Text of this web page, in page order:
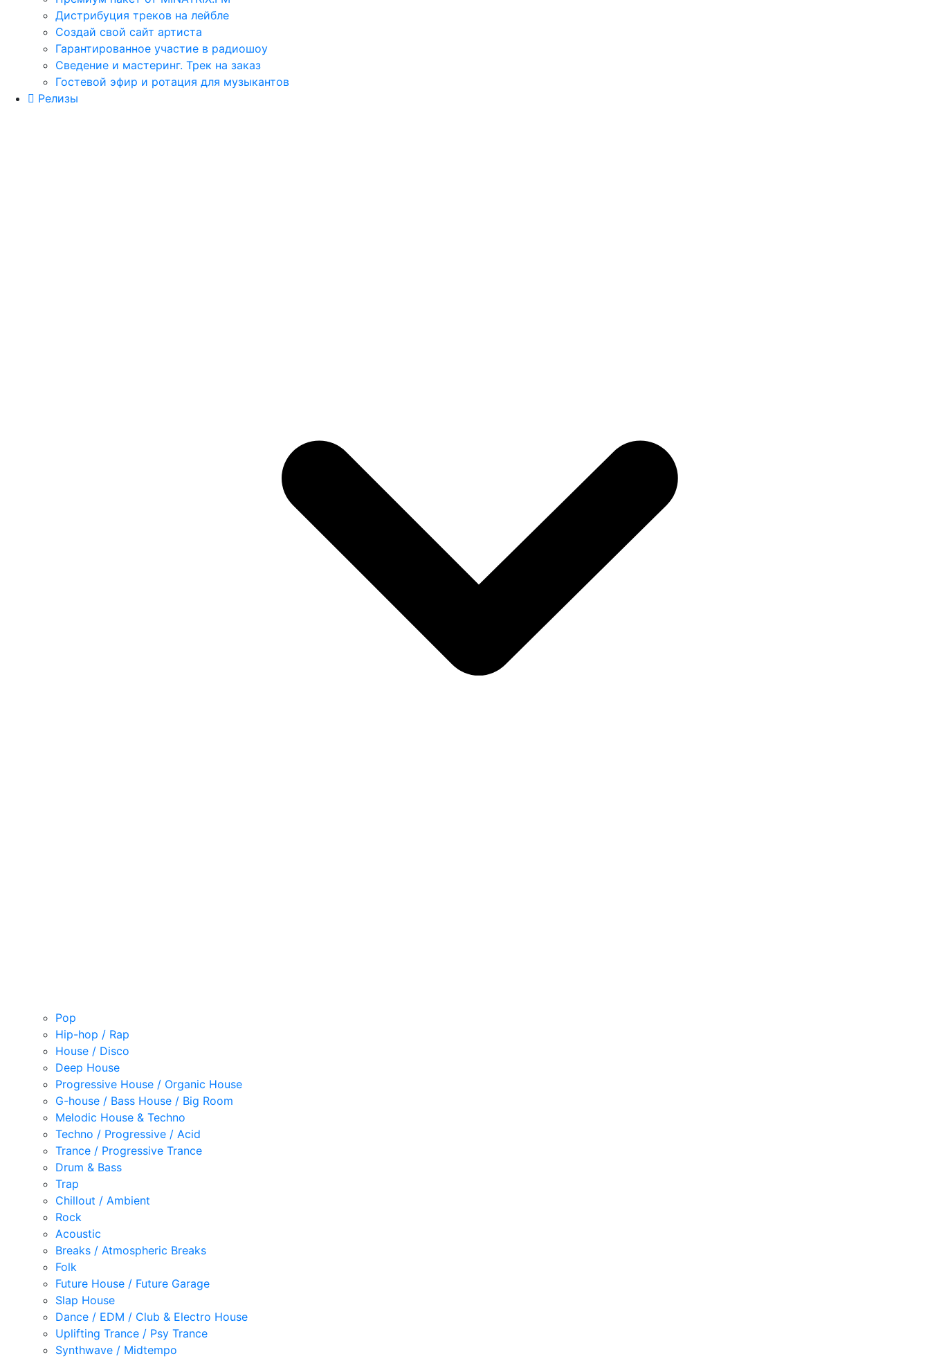
Дистрибуция треков на лейбле
Создай свой сайт артиста
Гарантированное участие в радиошоу
Сведение и мастеринг. Трек на заказ
Гостевой эфир и ротация для музыкантов
Релизы
Pop
Hip-hop / Rap
House / Disco
Deep House
Progressive House / Organic House
G-house / Bass House / Big Room
Melodic House & Techno
Techno / Progressive / Acid
Trance / Progressive Trance
Drum & Bass
Trap
Chillout / Ambient
Rock
Acoustic
Breaks / Atmospheric Breaks
Folk
Future House / Future Garage
Slap House
Dance / EDM / Club & Electro House
Uplifting Trance / Psy Trance
Synthwave / Midtempo